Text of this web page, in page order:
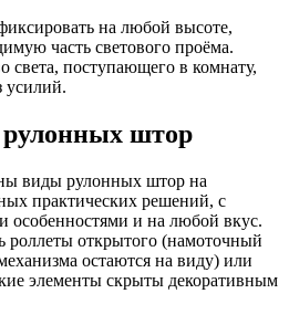
на любой высоте,
часть светового проёма.
света, поступающего в комнату,
усилий.
штор
виды рулонных штор на
практических решений, с
особенностями и на любой вкус.
открытого (намоточный
остаются на виду) или
элементы скрыты декоративным